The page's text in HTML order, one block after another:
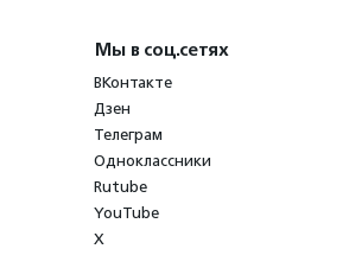
Мы в соц.сетях
ВКонтакте
Дзен
Телеграм
Одноклассники
Rutube
YouTube
X